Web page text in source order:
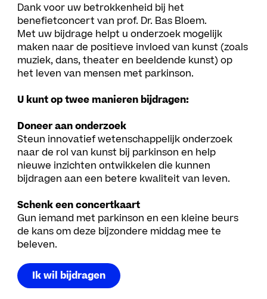
Dank voor uw betrokkenheid bij het
benefietconcert van prof. Dr. Bas Bloem.
Met uw bijdrage helpt u onderzoek mogelijk
maken naar de positieve invloed van kunst (zoals
muziek, dans, theater en beeldende kunst) op
het leven van mensen met parkinson.
U kunt op twee manieren bijdragen:
Doneer aan onderzoek
Steun innovatief wetenschappelijk onderzoek
naar de rol van kunst bij parkinson en help
nieuwe inzichten ontwikkelen die kunnen
bijdragen aan een betere kwaliteit van leven.
Schenk een concertkaart
Gun iemand met parkinson en een kleine beurs
de kans om deze bijzondere middag mee te
beleven.
Ik wil bijdragen